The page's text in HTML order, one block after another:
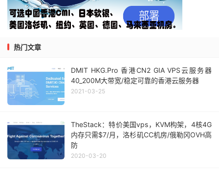
热门文章
DMIT HKG.Pro 香港CN2 GIA VPS云服务器
40_200M大带宽/稳定可靠的香港云服务器
2021-03-25
TheStack：特价美国vps，KVM构架，4核4G
内存只需$7/月，洛杉矶CC机房/俄勒冈OVH高
防
2020-03-20